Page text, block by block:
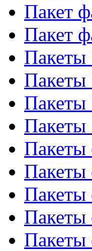
Пакет
Пакет
Пакеты
Пакеты
Пакеты
Пакеты
Пакеты
Пакеты